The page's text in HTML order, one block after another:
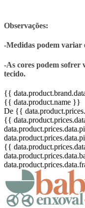
Observações:
-Medidas podem variar
-As cores podem sofrer
tecido.
{{
{{ data.product.name }}
De {{
{{
{{